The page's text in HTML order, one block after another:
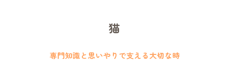
猫
専門知識と思いやりで支える大切な時